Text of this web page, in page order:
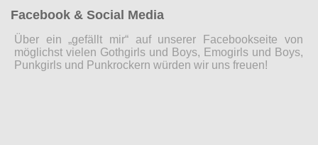
Facebook & Social Media
Über ein „gefällt mir“ auf unserer Facebookseite von
möglichst vielen Gothgirls und Boys, Emogirls und Boys,
Punkgirls und Punkrockern würden wir uns freuen!